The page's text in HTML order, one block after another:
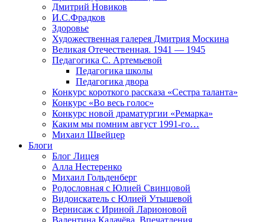
Дмитрий Новиков
И.С.Фрадков
Здоровье
Художественная галерея Дмитрия Москина
Великая Отечественная. 1941 — 1945
Педагогика С. Артемьевой
Педагогика школы
Педагогика двора
Конкурс короткого рассказа «Сестра таланта»
Конкурс «Во весь голос»
Конкурс новой драматургии «Ремарка»
Каким мы помним август 1991-го…
Михаил Швейцер
Блоги
Блог Лицея
Алла Нестеренко
Михаил Гольденберг
Родословная с Юлией Свинцовой
Видоискатель с Юлией Утышевой
Вернисаж с Ириной Ларионовой